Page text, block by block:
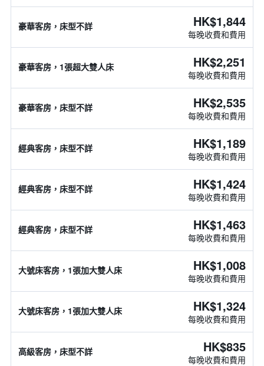
豪華客房，床型不詳 HK$1,844
每晚收費和費用
豪華客房，1張超大雙人床 HK$2,251
每晚收費和費用
豪華客房，床型不詳 HK$2,535
每晚收費和費用
經典客房，床型不詳 HK$1,189
每晚收費和費用
經典客房，床型不詳 HK$1,424
每晚收費和費用
經典客房，床型不詳 HK$1,463
每晚收費和費用
大號床客房，1張加大雙人床 HK$1,008
每晚收費和費用
大號床客房，1張加大雙人床 HK$1,324
每晚收費和費用
高級客房，床型不詳 HK$835
每晚收費和費用